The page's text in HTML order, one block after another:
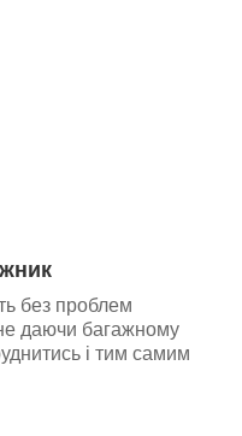
без проблем
даючи багажному
і тим самим